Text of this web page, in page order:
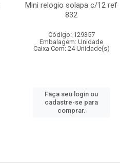
Mini relogio solapa c/12 ref
832
Código: 129357
Embalagem: Unidade
Caixa Com: 24 Unidade(s)
Faça seu login ou
cadastre-se para
comprar.